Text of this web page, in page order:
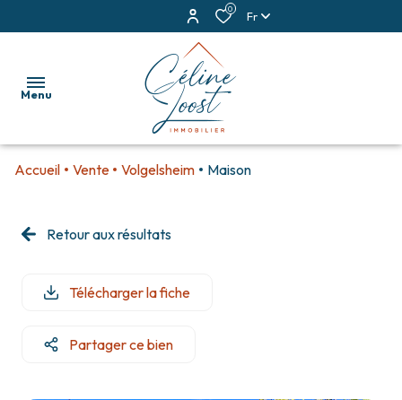
0 Fr
Menu
estimation
Accueil Vente Volgelsheim Maison
Retour aux résultats
Télécharger la fiche
Partager ce bien